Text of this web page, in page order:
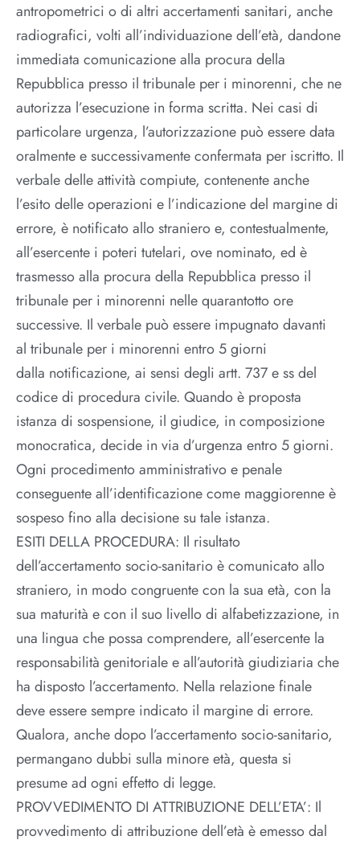
antropometrici o di altri accertamenti sanitari, anche
radiografici, volti all’individuazione dell’età, dandone
immediata comunicazione alla procura della
Repubblica presso il tribunale per i minorenni, che ne
autorizza l’esecuzione in forma scritta. Nei casi di
particolare urgenza, l’autorizzazione può essere data
oralmente e successivamente confermata per iscritto. Il
verbale delle attività compiute, contenente anche
l’esito delle operazioni e l’indicazione del margine di
errore, è notificato allo straniero e, contestualmente,
all’esercente i poteri tutelari, ove nominato, ed è
trasmesso alla procura della Repubblica presso il
tribunale per i minorenni nelle quarantotto ore
successive. Il verbale può essere impugnato davanti
al tribunale per i minorenni entro 5 giorni
dalla notificazione, ai sensi degli artt. 737 e ss del
codice di procedura civile. Quando è proposta
istanza di sospensione, il giudice, in composizione
monocratica, decide in via d’urgenza entro 5 giorni.
Ogni procedimento amministrativo e penale
conseguente all’identificazione come maggiorenne è
sospeso fino alla decisione su tale istanza.
ESITI DELLA PROCEDURA: Il risultato
dell’accertamento socio-sanitario è comunicato allo
straniero, in modo congruente con la sua età, con la
sua maturità e con il suo livello di alfabetizzazione, in
una lingua che possa comprendere, all’esercente la
responsabilità genitoriale e all’autorità giudiziaria che
ha disposto l’accertamento. Nella relazione finale
deve essere sempre indicato il margine di errore.
Qualora, anche dopo l’accertamento socio-sanitario,
permangano dubbi sulla minore età, questa si
presume ad ogni effetto di legge.
PROVVEDIMENTO DI ATTRIBUZIONE DELL’ETA’: Il
provvedimento di attribuzione dell’età è emesso dal